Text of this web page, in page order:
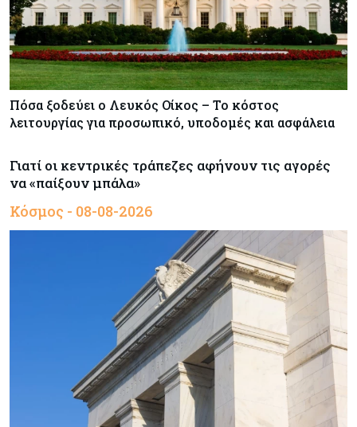
Πόσα ξοδεύει ο Λευκός Οίκος – Το κόστος
λειτουργίας για προσωπικό, υποδομές και ασφάλεια
Γιατί οι κεντρικές τράπεζες αφήνουν τις αγορές
να «παίξουν μπάλα»
Κόσμος - 08-08-2026